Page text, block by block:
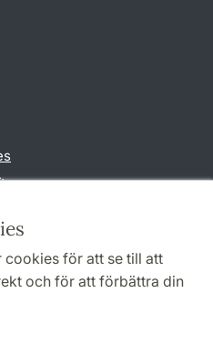
cookies för att se till att
och för att förbättra din